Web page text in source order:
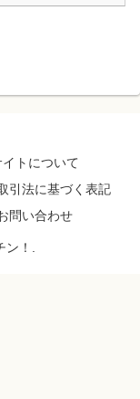
イトについて
引法に基づく表記
問い合わせ
！.